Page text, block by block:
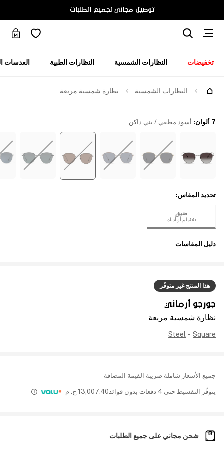
توصيل مجاني لجميع الطلبات
تخفيضات النظارات الشمسية النظارات الطبية العدسات
النظارات الشمسية نظارة شمسية مربعة
هذا المنتج غير متوفّر
جورجو أرماني
نظارة شمسية مربعة
Steel - Square
جميع الأسعار شاملة ضريبة القيمة المضافة
يتوفّر التقسيط حتى 4 دفعات بدون فوائد 13,007.40 ج. م
7 ألوان : أسود مطفي / بني داكن
تحديد المقاس:
ضيق
55ملم أو أدناه
دليل المقاسات
شحن مجاني على جميع الطلبات